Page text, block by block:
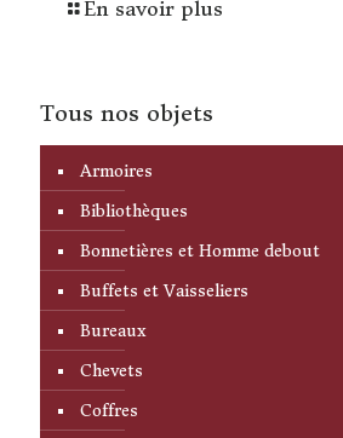
En savoir plus
Tous nos objets
Armoires
Bibliothèques
Bonnetières et Homme debout
Buffets et Vaisseliers
Bureaux
Chevets
Coffres